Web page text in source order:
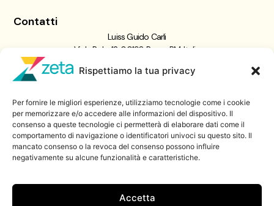
Rispettiamo la tua privacy
Per fornire le migliori esperienze, utilizziamo tecnologie come i cookie
per memorizzare e/o accedere alle informazioni del dispositivo. Il
consenso a queste tecnologie ci permetterà di elaborare dati come il
comportamento di navigazione o identificatori univoci su questo sito. Il
mancato consenso o la revoca del consenso possono influire
negativamente su alcune funzionalità e caratteristiche.
Accetta
Contatti
Luiss Guido Carli
Viale Pola, 12, 00198 Roma RM, Italia
06 8522 5358
Iscriviti a
Zeta Data Lab
Iscriviti alla nostra newsletter